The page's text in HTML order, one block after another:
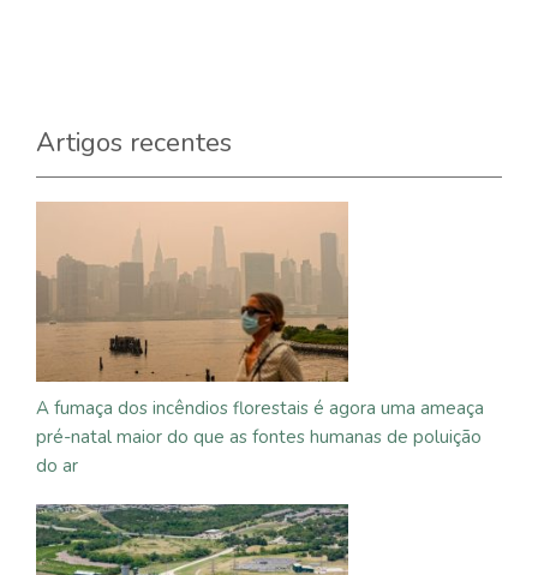
Artigos recentes
A fumaça dos incêndios florestais é agora uma ameaça
pré-natal maior do que as fontes humanas de poluição
do ar